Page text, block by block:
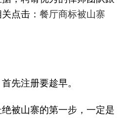
点击： 餐厅商标被山寨
先注册要趁早。
被山寨的第一步，一定是